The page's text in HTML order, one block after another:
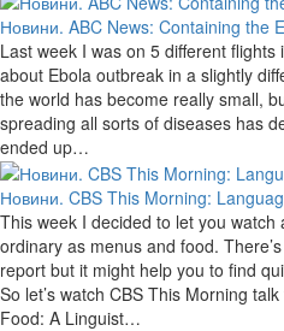
Новини. ABC News: Containing the
Last week I was on 5 different
about Ebola outbreak in a slightly
the world has become really small,
spreading all sorts of diseases has
ended up…
Новини. CBS This Morning:
This week I decided to let you
ordinary as menus and food.
report but it might help you to find
So let’s watch CBS This Morning
Food: A Linguist…